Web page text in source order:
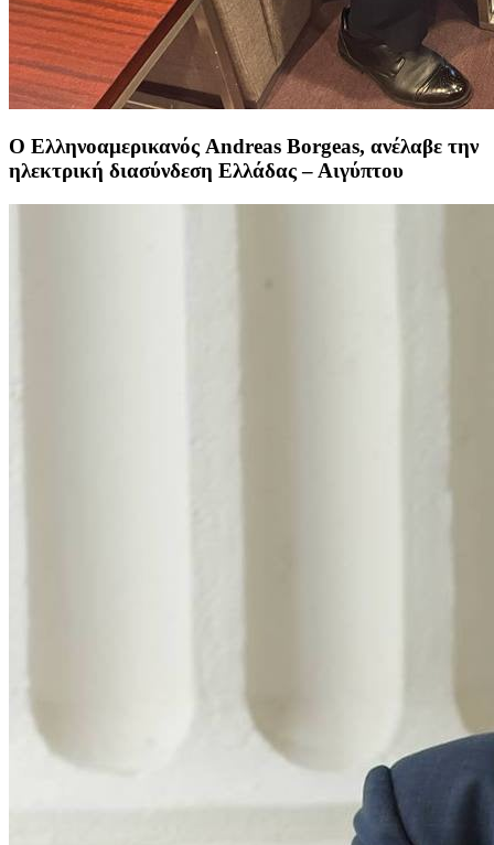
Ο Ελληνοαμερικανός Andreas Borgeas, ανέλαβε την
ηλεκτρική διασύνδεση Ελλάδας – Αιγύπτου